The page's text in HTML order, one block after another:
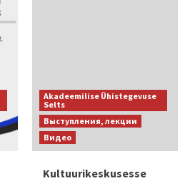
Akadeemilise Ühistegevuse
Selts
Выступления, лекции
Видео
Kultuurikeskusesse